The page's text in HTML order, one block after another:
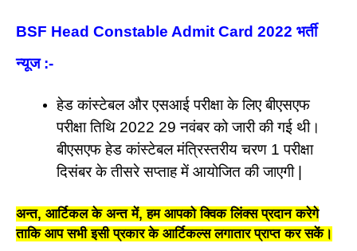
BSF Head Constable Admit Card 2022 भर्ती
न्यूज:-
हेड कांस्टेबल और एसआई परीक्षा के लिए बीएसएफ
परीक्षा तिथि 2022 29 नवंबर को जारी की गई थी।
बीएसएफ हेड कांस्टेबल मंत्रिस्तरीय चरण 1 परीक्षा
दिसंबर के तीसरे सप्ताह में आयोजित की जाएगी |
अन्त, आर्टिकल के अन्त में, हम आपको क्विक लिंक्स प्रदान करेगे
ताकि आप सभी इसी प्रकार के आर्टिकल्स लगातार प्राप्त कर सकें।